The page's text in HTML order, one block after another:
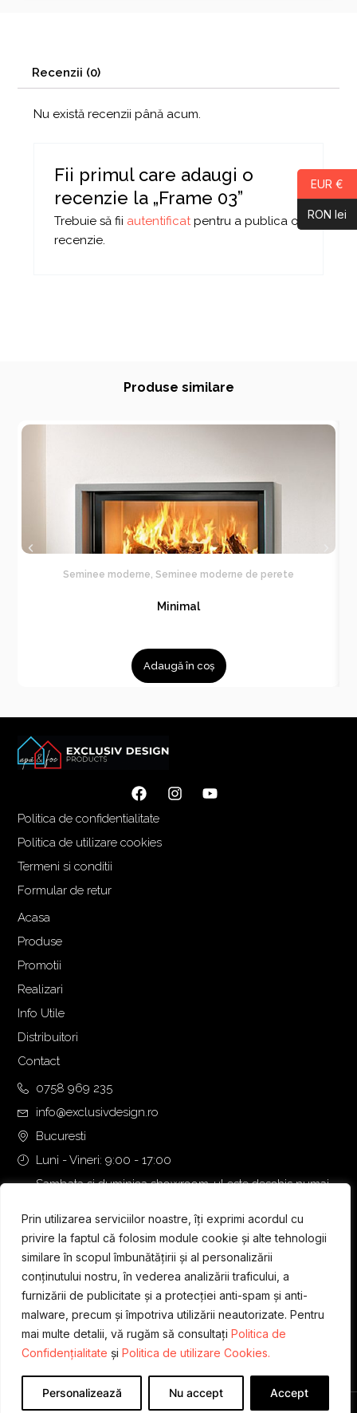
Prin utilizarea serviciilor noastre, îți exprimi acordul cu
privire la faptul că folosim module cookie și alte tehnologii
similare în scopul îmbunătățirii și al personalizării
conținutului nostru, în vederea analizării traficului, a
furnizării de publicitate și a protecției anti-spam și anti-
malware, precum și împotriva utilizării neautorizate. Pentru
mai multe detalii, vă rugăm să consultați Politica de
Confidențialitate și Politica de utilizare Cookies.
Personalizează Nu accept Accept
Recenzii (0)
Nu există recenzii până acum.
Fii primul care adaugi o
recenzie la „Frame 03”
Trebuie să fii autentificatpentru a publica o
recenzie.
Produse similare
Seminee moderne Seminee moderne de perete
Minimal
Adaugă în coș
Politica de confidentialitate
Politica de utilizare cookies
Termeni si conditii
Formular de retur
Acasa
Produse
Promotii
Realizari
Info Utile
Distribuitori
Contact
0758 969 235
info@exclusivdesign.ro
Bucuresti
Luni - Vineri: 9:00 - 17:00
Sambata si duminica showroom-ul este deschis numai
Designed & Developed byWEDEV IT
EUR €
RON lei